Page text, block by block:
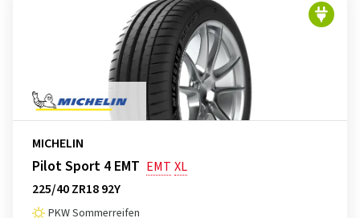
MICHELIN
Pilot Sport 4 EMT EMT XL
225/40 ZR18 92Y
PKW Sommerreifen